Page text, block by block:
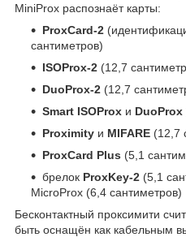
MiniProx распознаёт карты:
ProxCard-2
сантиметров)
ISOProx-2 (12,7
DuoProx-2 (12,7
Smart ISOProx и DuoProx
Proximity и MIFARE (12,7
ProxCard Plus (5,1
брелок ProxKey-2 (5,1
MicroProx (6,4 сантиметров)
Бесконтактный проксимити
быть оснащён как кабельным